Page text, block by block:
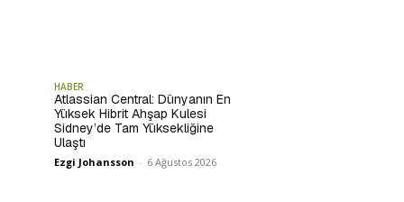
HABER
Atlassian Central: Dünyanın En
Yüksek Hibrit Ahşap Kulesi
Sidney’de Tam Yüksekliğine
Ulaştı
Ezgi Johansson - 6 Ağustos 2026